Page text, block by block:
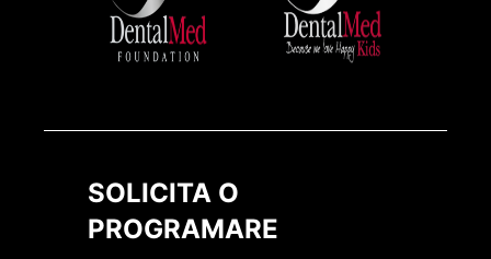
SOLICITA O
PROGRAMARE